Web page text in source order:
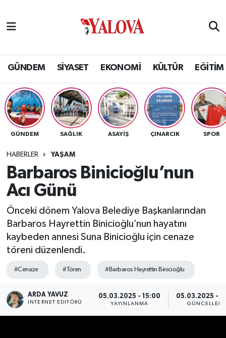
GÜNDEM SİYASET EKONOMİ KÜLTÜR EĞİTİM
GÜNDEM SAĞLIK ASAYİŞ ÇINARCIK SPOR
HABERLER YAŞAM
Barbaros Binicioğlu’nun
Acı Günü
Önceki dönem Yalova Belediye Başkanlarından
Barbaros Hayrettin Binicioğlu’nun hayatını
kaybeden annesi Suna Binicioğlu için cenaze
töreni düzenlendi.
#Cenaze #Tören #Barbaros Hayrettin Binicioğlu
ARDA YAVUZ
İNTERNET EDITÖRÜ
05.03.2025 - 15:00
YAYINLANMA
05.03.2025 -
SİYASET
EKONOMİ
KÜLTÜR
BİLİM VE TEKNOLOJİ
ASAYİŞ
SAĞLIK
SPOR
ULUSAL
İLÇELERİMİZ
Yalova Nöbetçi Eczaneler
Yalova Hava Durumu
Yalova Namaz Vakitleri
Yalova Trafik Yoğunluk Haritası
Tüm Manşetler
Son Dakika Haberleri
Haber Arşivi